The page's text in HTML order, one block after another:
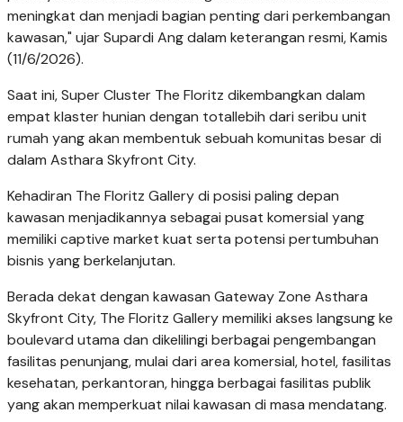
meningkat dan menjadi bagian penting dari perkembangan
kawasan," ujar Supardi Ang dalam keterangan resmi, Kamis
(11/6/2026).
Saat ini, Super Cluster The Floritz dikembangkan dalam
empat klaster hunian dengan totallebih dari seribu unit
rumah yang akan membentuk sebuah komunitas besar di
dalam Asthara Skyfront City.
Kehadiran The Floritz Gallery di posisi paling depan
kawasan menjadikannya sebagai pusat komersial yang
memiliki captive market kuat serta potensi pertumbuhan
bisnis yang berkelanjutan.
Berada dekat dengan kawasan Gateway Zone Asthara
Skyfront City, The Floritz Gallerymemiliki akses langsung ke
boulevard utama dan dikelilingi berbagai pengembangan
fasilitas penunjang, mulai dari area komersial, hotel, fasilitas
kesehatan, perkantoran, hingga berbagai fasilitas publik
yang akan memperkuat nilai kawasan di masa mendatang.